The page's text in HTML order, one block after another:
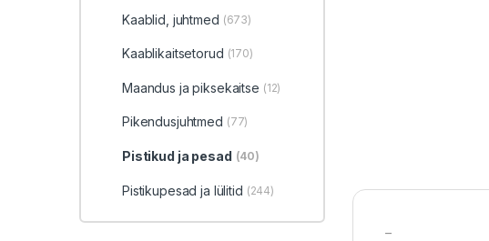
–
Kaablid, juhtmed (673)
Kaablikaitsetorud (170)
Maandus ja piksekaitse (12)
Pikendusjuhtmed (77)
Pistikud ja pesad (40)
Pistikupesad ja lülitid (244)